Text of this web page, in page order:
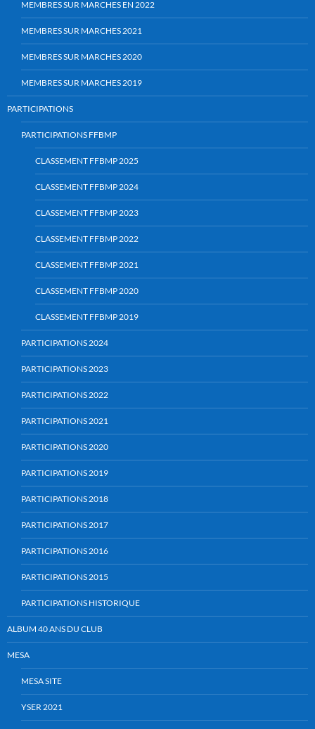
MEMBRES SUR MARCHES EN 2022
MEMBRES SUR MARCHES 2021
MEMBRES SUR MARCHES 2020
MEMBRES SUR MARCHES 2019
PARTICIPATIONS
PARTICIPATIONS FFBMP
CLASSEMENT FFBMP 2025
CLASSEMENT FFBMP 2024
CLASSEMENT FFBMP 2023
CLASSEMENT FFBMP 2022
CLASSEMENT FFBMP 2021
CLASSEMENT FFBMP 2020
CLASSEMENT FFBMP 2019
PARTICIPATIONS 2024
PARTICIPATIONS 2023
PARTICIPATIONS 2022
PARTICIPATIONS 2021
PARTICIPATIONS 2020
PARTICIPATIONS 2019
PARTICIPATIONS 2018
PARTICIPATIONS 2017
PARTICIPATIONS 2016
PARTICIPATIONS 2015
PARTICIPATIONS HISTORIQUE
ALBUM 40 ANS DU CLUB
MESA
MESA SITE
YSER 2021